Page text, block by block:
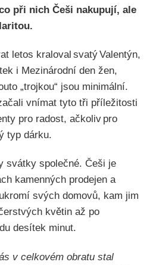
při nich Češi nakupují, ale
letos kraloval svatý Valentýn,
i Mezinárodní den žen,
„trojkou“ jsou minimální.
vnímat tyto tři příležitosti
pro radost, ačkoliv pro
typ dárku.
svátky společné. Češi je
kamenných prodejen a
svých domovů, kam jim
květin až po
desítek minut.
v celkovém obratu stal